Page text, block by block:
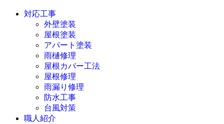
対応工事
外壁塗装
屋根塗装
アパート塗装
雨樋修理
屋根カバー工法
屋根修理
雨漏り修理
防水工事
台風対策
職人紹介